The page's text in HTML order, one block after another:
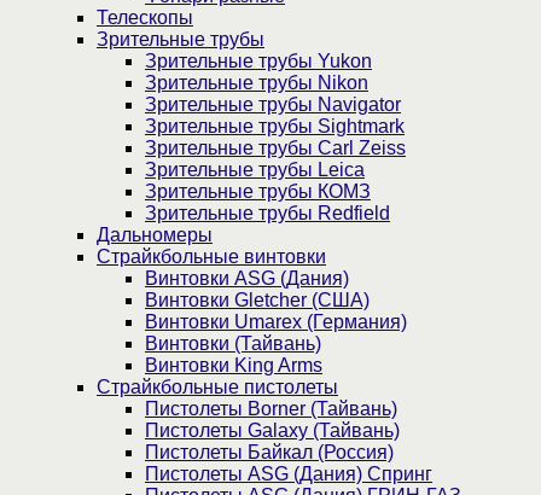
Телескопы
Зрительные трубы
Зрительные трубы Yukon
Зрительные трубы Nikon
Зрительные трубы Navigator
Зрительные трубы Sightmark
Зрительные трубы Carl Zeiss
Зрительные трубы Leica
Зрительные трубы КОМЗ
Зрительные трубы Redfield
Дальномеры
Страйкбольные винтовки
Винтовки ASG (Дания)
Винтовки Gletcher (США)
Винтовки Umarex (Германия)
Винтовки (Тайвань)
Винтовки King Arms
Страйкбольные пистолеты
Пистолеты Borner (Тайвань)
Пистолеты Galaxy (Тайвань)
Пистолеты Байкал (Россия)
Пистолеты ASG (Дания) Спринг